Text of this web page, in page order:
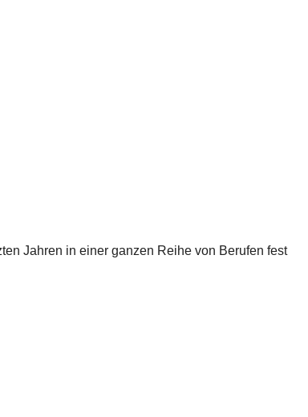
Jahren in einer ganzen Reihe von Berufen fest